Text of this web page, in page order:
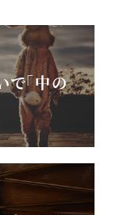
で「中の